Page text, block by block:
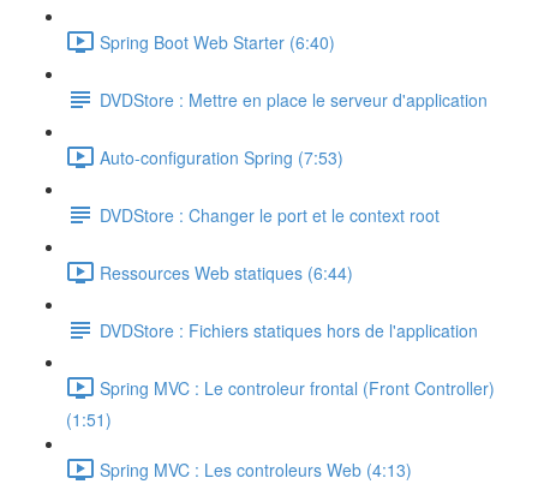
Spring Boot Web Starter (6:40)
DVDStore : Mettre en place le serveur d'application
Auto-configuration Spring (7:53)
DVDStore : Changer le port et le context root
Ressources Web statiques (6:44)
DVDStore : Fichiers statiques hors de l'application
Spring MVC : Le controleur frontal (Front Controller)
(1:51)
Spring MVC : Les controleurs Web (4:13)